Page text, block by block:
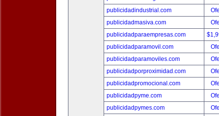
publicidadindustrial.com
publicidadmasiva.com
publicidadparaempresas.com
publicidadparamovil.com
publicidadparamoviles.com
publicidadporproximidad.com
publicidadpromocional.com
publicidadpyme.com
publicidadpymes.com